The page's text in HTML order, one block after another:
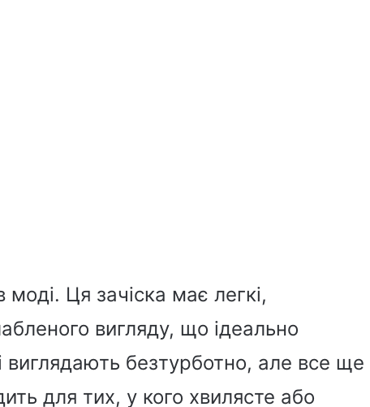
Ця зачіска має легкі,
вигляду, що ідеально
виглядають безтурботно, але все ще
для тих, у кого хвилясте або